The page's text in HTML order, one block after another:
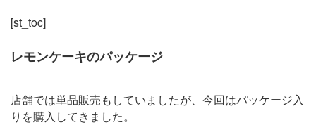
[st_toc]
レモンケーキのパッケージ
店舗では単品販売もしていましたが、今回はパッケージ入
りを購入してきました。